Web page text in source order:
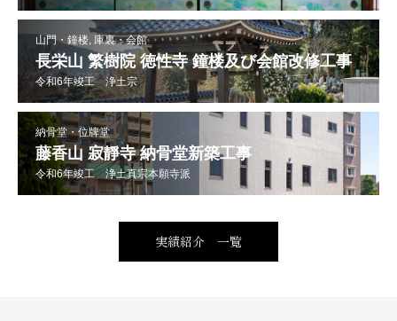
山門・鐘楼, 庫裏・会館
長栄山 繁樹院 徳性寺 鐘楼及び会館改修工事
令和6年竣工 浄土宗
納骨堂・位牌堂
藤香山 寂靜寺 納骨堂新築工事
令和6年竣工 浄土真宗本願寺派
実績紹介 一覧